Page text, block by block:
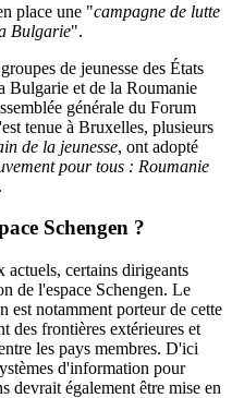
place une "campagne de lutte
Bulgarie".
de jeunesse des États
Bulgarie et de la Roumanie
générale du Forum
tenue à Bruxelles, plusieurs
de la jeunesse, ont adopté
pour tous : Roumanie
Schengen ?
actuels, certains dirigeants
de l'espace Schengen. Le
est notamment porteur de cette
des frontières extérieures et
les pays membres. D'ici
d'information pour
devrait également être mise en